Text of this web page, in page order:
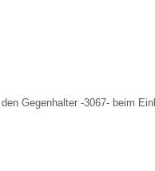
Gegenhalter -3067- beim